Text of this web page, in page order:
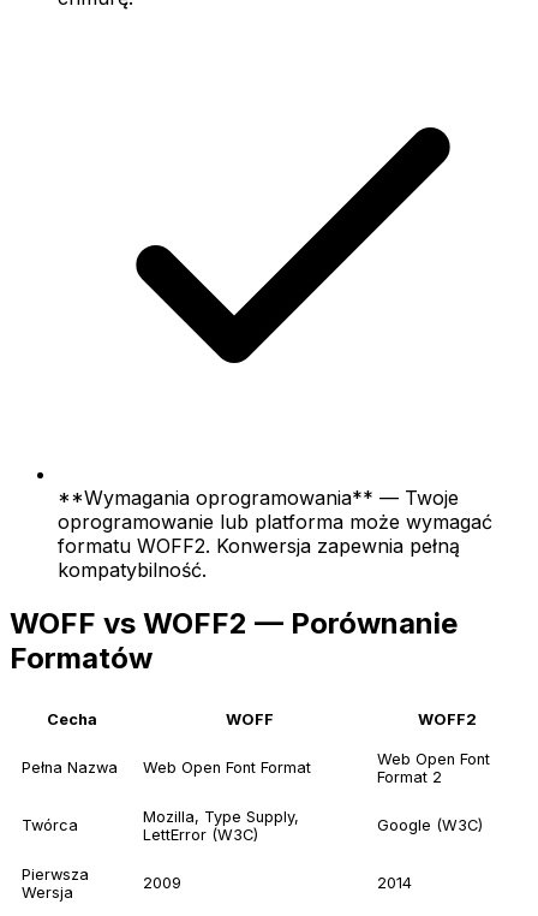
**Wymagania oprogramowania** — Twoje
oprogramowanie lub platforma może wymagać
formatu WOFF2. Konwersja zapewnia pełną
kompatybilność.
WOFF vs WOFF2 — Porównanie
Formatów
Cecha WOFF WOFF2
Pełna Nazwa Web Open Font Format
Web Open Font
Format 2
Twórca
Mozilla, Type Supply,
LettError (W3C)
Google (W3C)
Pierwsza
Wersja
2009 2014